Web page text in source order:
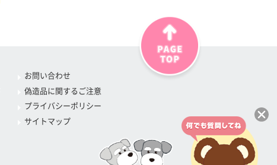
お問い合わせ
偽造品に関するご注意
プライバシーポリシー
サイトマップ